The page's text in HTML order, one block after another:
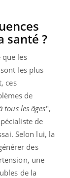
santé ?
que les
les plus
ces
de
tous les âges",
de
Selon lui, la
des
une
de la